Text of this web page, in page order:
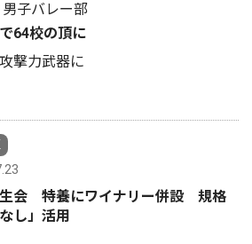
子バレー部
64校の頂に
撃力武器に
会 特養にワイナリー併設 規格
し」活用